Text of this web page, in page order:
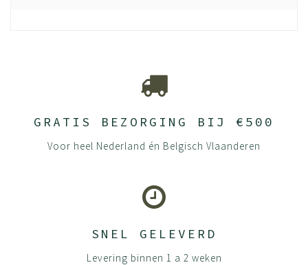
GRATIS BEZORGING BIJ €500
Voor heel Nederland én Belgisch Vlaanderen
SNEL GELEVERD
Levering binnen 1 a 2 weken